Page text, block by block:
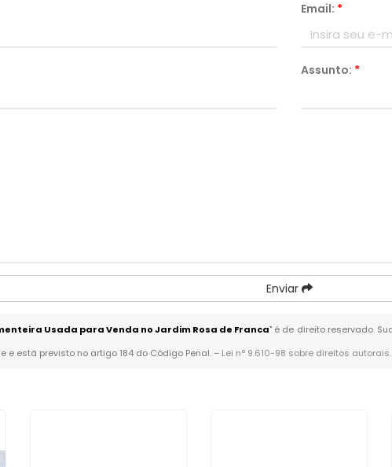
Email: *
Assunto: *
Enviar
Usada para Venda no Jardim Rosa de Franca" é de direito reservado.
e está previsto no artigo 184 do Código Penal. – Lei n° 9.610-98 sobre direitos autorais.